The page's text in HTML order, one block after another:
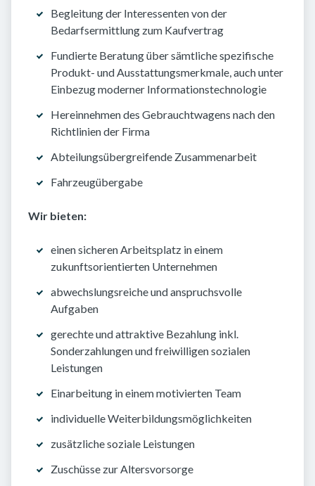
Begleitung der Interessenten von der
Bedarfsermittlung zum Kaufvertrag
Fundierte Beratung über sämtliche spezifische
Produkt- und Ausstattungsmerkmale, auch unter
Einbezug moderner Informationstechnologie
Hereinnehmen des Gebrauchtwagens nach den
Richtlinien der Firma
Abteilungsübergreifende Zusammenarbeit
Fahrzeugübergabe
Wir bieten:
einen sicheren Arbeitsplatz in einem
zukunftsorientierten Unternehmen
abwechslungsreiche und anspruchsvolle
Aufgaben
gerechte und attraktive Bezahlung inkl.
Sonderzahlungen und freiwilligen sozialen
Leistungen
Einarbeitung in einem motivierten Team
individuelle Weiterbildungsmöglichkeiten
zusätzliche soziale Leistungen
Zuschüsse zur Altersvorsorge